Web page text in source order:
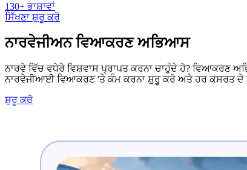
130+ ਭਾਸ਼ਾਵਾਂ
ਸਿੱਖਣਾ ਸ਼ੁਰੂ ਕਰੋ
ਨਾਰਵੇਜੀਅਨ ਵਿਆਕਰਣ ਅਭਿਆਸ
ਨਾਰਵੇ ਵਿੱਚ ਵਧੇਰੇ ਵਿਸ਼ਵਾਸ ਪ੍ਰਾਪਤ ਕਰਨਾ ਚਾਹੁੰਦੇ ਹੋ? ਵਿਆਕਰਣ
ਨਾਰਵੇਜੀਆਈ ਵਿਆਕਰਣ 'ਤੇ ਕੰਮ ਕਰਨਾ ਸ਼ੁਰੂ ਕਰੋ ਅਤੇ ਹਰ ਕਸਰਤ ਦੇ
ਸ਼ੁਰੂ ਕਰੋ